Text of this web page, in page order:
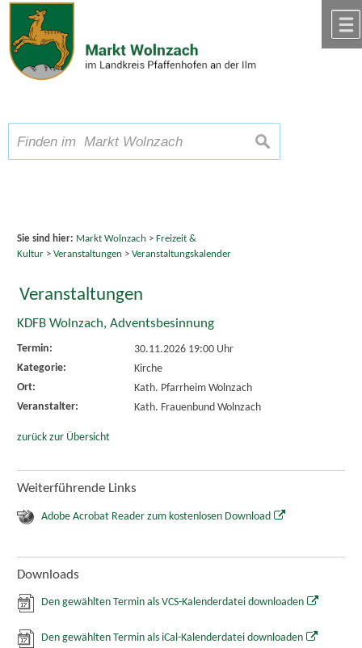
Zum Inhalt,zur Navigation
Schriftgröße A A A suchen
Sie sind hier: Markt Wolnzach > Freizeit &
Kultur> Veranstaltungen > Veranstaltungskalender
Veranstaltungen
KDFB Wolnzach, Adventsbesinnung
Termin:
30.11.2026 19:00 Uhr
Kategorie:
Kirche
Ort:
Kath. Pfarrheim Wolnzach
Veranstalter:
Kath. Frauenbund Wolnzach
zurück zur Übersicht
Weiterführende Links
Adobe Acrobat Reader zum kostenlosen Download
Downloads
Den gewählten Termin als VCS-Kalenderdatei downloaden
Den gewählten Termin als iCal-Kalenderdatei downloaden